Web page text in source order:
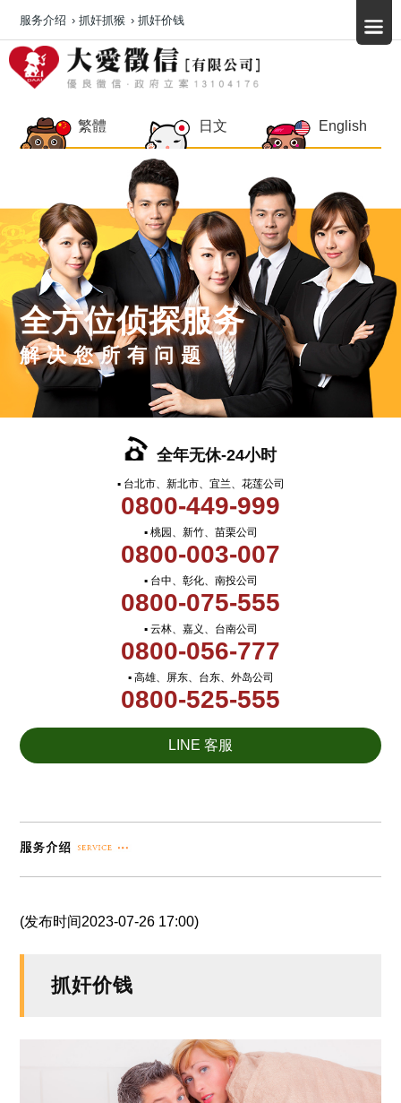
繁體 日文 English
全方位侦探服务
解决您所有问题
全年无休-24小时
▪ 台北市、新北市、宜兰、花莲公司
0800-449-999
▪ 桃园、新竹、苗栗公司
0800-003-007
▪ 台中、彰化、南投公司
0800-075-555
▪ 云林、嘉义、台南公司
0800-056-777
▪ 高雄、屏东、台东、外岛公司
0800-525-555
LINE 客服
服务介绍 › 抓奸抓猴 › 抓奸价钱
(发布时间2023-07-26 17:00)
抓奸价钱